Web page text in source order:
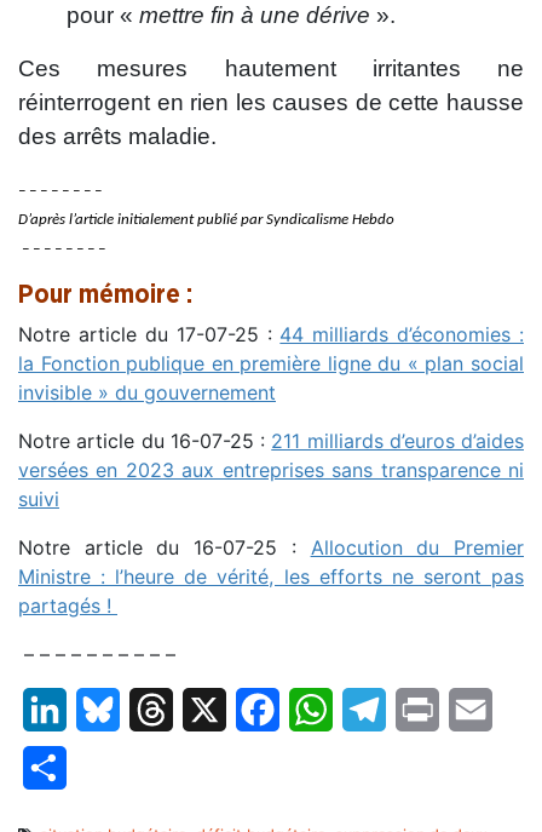
pour « mettre fin à une dérive ».
Ces mesures hautement irritantes ne
réinterrogent en rien les causes de cette hausse
des arrêts maladie.
– – – – – – – –
D’après l’article initialement publié par Syndicalisme Hebdo
– – – – – – – –
Pour mémoire :
Notre article du 17-07-25 : 44 milliards d’économies :
la Fonction publique en première ligne du « plan social
invisible » du gouvernement
Notre article du 16-07-25 : 211 milliards d’euros d’aides
versées en 2023 aux entreprises sans transparence ni
suivi
Notre article du 16-07-25 : Allocution du Premier
Ministre : l’heure de vérité, les efforts ne seront pas
partagés !
– – – – – – – – – –
LinkedInBluesky Threads FacebookWhatsAppTelegram
Print